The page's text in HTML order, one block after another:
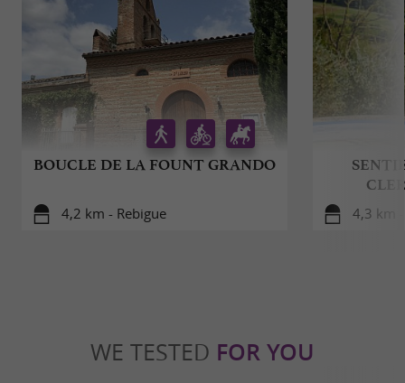
BOUCLE DE LA FOUNT GRANDO
4,2 km - Rebigue 4,3 km
WE TESTED FOR YOU